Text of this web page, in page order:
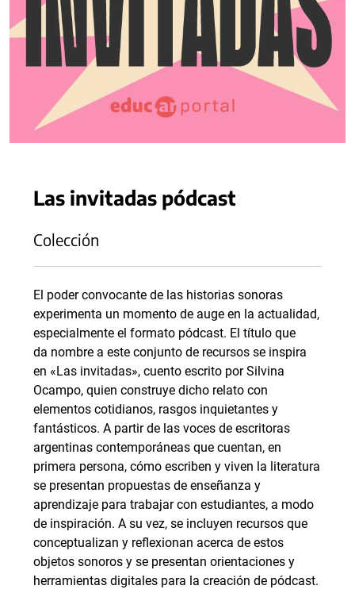
Las invitadas pódcast
Colección
El poder convocante de las historias sonoras
experimenta un momento de auge en la actualidad,
especialmente el formato pódcast. El título que
da nombre a este conjunto de recursos se inspira
en «Las invitadas», cuento escrito por Silvina
Ocampo, quien construye dicho relato con
elementos cotidianos, rasgos inquietantes y
fantásticos. A partir de las voces de escritoras
argentinas contemporáneas que cuentan, en
primera persona, cómo escriben y viven la literatura
se presentan propuestas de enseñanza y
aprendizaje para trabajar con estudiantes, a modo
de inspiración. A su vez, se incluyen recursos que
conceptualizan y reflexionan acerca de estos
objetos sonoros y se presentan orientaciones y
herramientas digitales para la creación de pódcast.